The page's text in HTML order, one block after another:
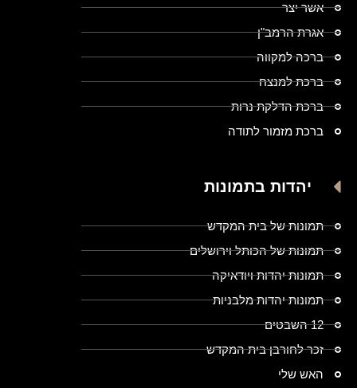
אשר יצר
אגרת הרמב"ן
ברכה למקווה
ברכת למנצח
ברכת הדלקת נרות
ברכת מזמור לתודה
יהדות בתמונות
תמונות של בית המקדש
תמונות של הכותל וירושלים
תמונות יהדות ויודאיקה
תמונות יהדות מלבניות
12 השבטים
זכר לחורבן בית המקדש
האש שלי